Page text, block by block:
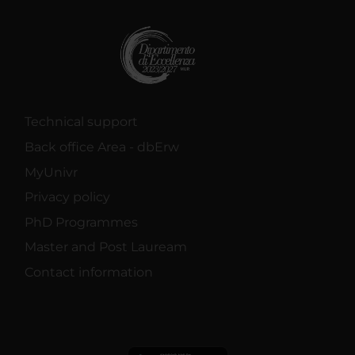
Technical support
Back office Area - dbErw
MyUnivr
Privacy policy
PhD Programmes
Master and Post Lauream
Contact information